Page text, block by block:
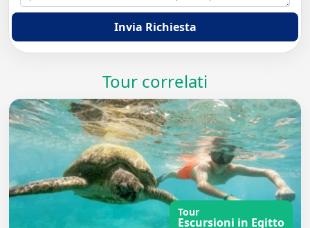
Invia Richiesta
Tour correlati
Tour
Escursioni in Egitto